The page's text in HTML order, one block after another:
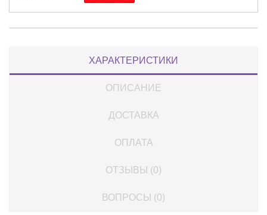
ХАРАКТЕРИСТИКИ
ОПИСАНИЕ
ДОСТАВКА
ОПЛАТА
ОТЗЫВЫ (0)
ВОПРОСЫ (0)